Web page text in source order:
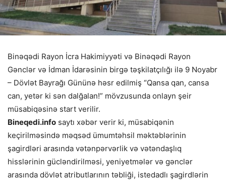
Binəqədi Rayon İcra Hakimiyyəti və Binəqədi Rayon
Gənclər və İdman İdarəsinin birgə təşkilatçılığı ilə 9 Noyabr
– Dövlət Bayrağı Gününə həsr edilmiş “Qansa qan, cansa
can, yetər ki sən dalğalan!” mövzusunda onlayn şeir
müsabiqəsinə start verilir.
Bineqedi.info saytı xəbər verir ki, müsabiqənin
keçirilməsində məqsəd ümumtəhsil məktəblərinin
şagirdləri arasında vətənpərvərlik və vətəndaşlıq
hisslərinin gücləndirilməsi, yeniyetmələr və gənclər
arasında dövlət atributlarının təbliği, istedadlı şagirdlərin